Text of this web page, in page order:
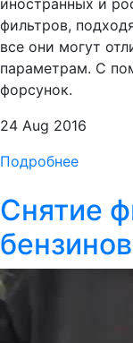
иностранных и
фильтров,
все они могут
параметрам. С
форсунок.
24 Aug 2016
Подробнее
Снятие